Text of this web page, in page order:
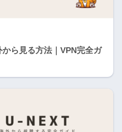
ら見る方法｜VPN完全ガ